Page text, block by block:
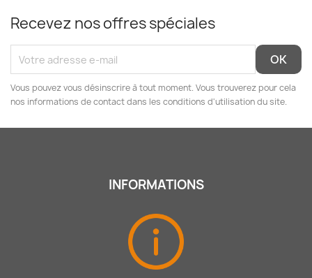
Recevez nos offres spéciales
Vous pouvez vous désinscrire à tout moment. Vous trouverez pour cela
nos informations de contact dans les conditions d'utilisation du site.
INFORMATIONS